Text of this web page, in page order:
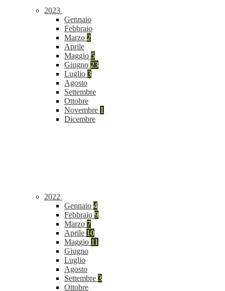
2023
Gennaio
Febbraio
Marzo 2
Aprile
Maggio 5
Giugno 23
Luglio 3
Agosto
Settembre
Ottobre
Novembre 1
Dicembre
2022
Gennaio 4
Febbraio 9
Marzo 7
Aprile 10
Maggio 11
Giugno
Luglio
Agosto
Settembre 3
Ottobre